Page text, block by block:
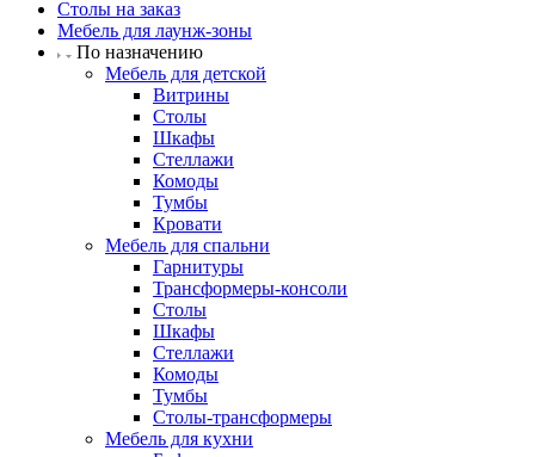
Столы на заказ
Мебель для лаунж-зоны
По назначению
Мебель для детской
Витрины
Столы
Шкафы
Стеллажи
Комоды
Тумбы
Кровати
Мебель для спальни
Гарнитуры
Трансформеры-консоли
Столы
Шкафы
Стеллажи
Комоды
Тумбы
Столы-трансформеры
Мебель для кухни